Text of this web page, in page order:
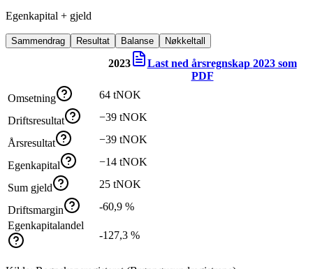
Egenkapital + gjeld
Sammendrag Resultat Balanse Nøkkeltall
2023 Last ned årsregnskap 2023som
PDF
Omsetning
64 tNOK
Driftsresultat −39 tNOK
Årsresultat −39 tNOK
Egenkapital −14 tNOK
Sum gjeld 25 tNOK
Driftsmargin
-60,9 %
Egenkapitalandel
-127,3 %